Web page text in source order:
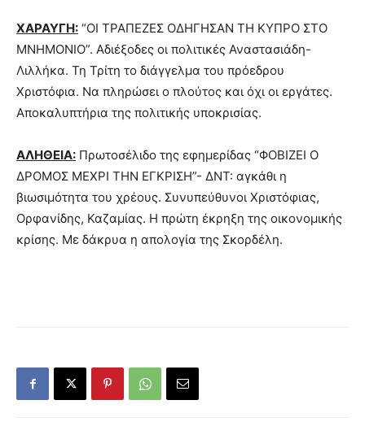
ΧΑΡΑΥΓΗ: “ΟΙ ΤΡΑΠΕΖΕΣ ΟΔΗΓΗΣΑΝ ΤΗ ΚΥΠΡΟ ΣΤΟ
ΜΝΗΜΟΝΙΟ”. Αδιέξοδες οι πολιτικές Αναστασιάδη-
Λιλλήκα. Τη Τρίτη το διάγγελμα του πρόεδρου
Χριστόφια. Να πληρώσει ο πλούτος και όχι οι εργάτες.
Αποκαλυπτήρια της πολιτικής υποκρισίας.
ΑΛΗΘΕΙΑ: Πρωτοσέλιδο της εφημερίδας “ΦΟΒΙΖΕΙ Ο
ΔΡΟΜΟΣ ΜΕΧΡΙ ΤΗΝ ΕΓΚΡΙΣΗ”- ΔΝΤ: αγκάθι η
βιωσιμότητα του χρέους. Συνυπεύθυνοι Χριστόφιας,
Ορφανίδης, Καζαμίας. Η πρώτη έκρηξη της οικονομικής
κρίσης. Με δάκρυα η απολογία της Σκορδέλη.